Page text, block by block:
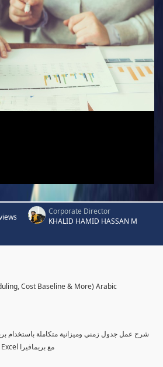
Corporate Director
KHALID HAMID HASSAN M
Cost Baseline & More) Arabic
شرح عمل جدول زمني وميزانية متكاملة باستخدام
للمشاريع BOQ وطرق استخدام Excel مع بريمافيرا